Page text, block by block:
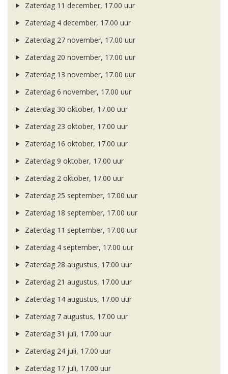
Zaterdag 11 december, 17.00 uur
Zaterdag 4 december, 17.00 uur
Zaterdag 27 november, 17.00 uur
Zaterdag 20 november, 17.00 uur
Zaterdag 13 november, 17.00 uur
Zaterdag 6 november, 17.00 uur
Zaterdag 30 oktober, 17.00 uur
Zaterdag 23 oktober, 17.00 uur
Zaterdag 16 oktober, 17.00 uur
Zaterdag 9 oktober, 17.00 uur
Zaterdag 2 oktober, 17.00 uur
Zaterdag 25 september, 17.00 uur
Zaterdag 18 september, 17.00 uur
Zaterdag 11 september, 17.00 uur
Zaterdag 4 september, 17.00 uur
Zaterdag 28 augustus, 17.00 uur
Zaterdag 21 augustus, 17.00 uur
Zaterdag 14 augustus, 17.00 uur
Zaterdag 7 augustus, 17.00 uur
Zaterdag 31 juli, 17.00 uur
Zaterdag 24 juli, 17.00 uur
Zaterdag 17 juli, 17.00 uur